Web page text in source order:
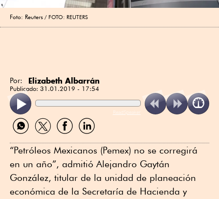
Foto: Reuters FOTO: REUTERS
Por: Elizabeth Albarrán
Publicado: 31.01.2019 - 17:54
ReadSpeaker
Compartir
por
Compartir
por
Compartir
por
Compartir
por
“Petróleos Mexicanos (Pemex) no se corregirá
en un año”, admitió Alejandro Gaytán
González, titular de la unidad de planeación
económica de la Secretaría de Hacienda y